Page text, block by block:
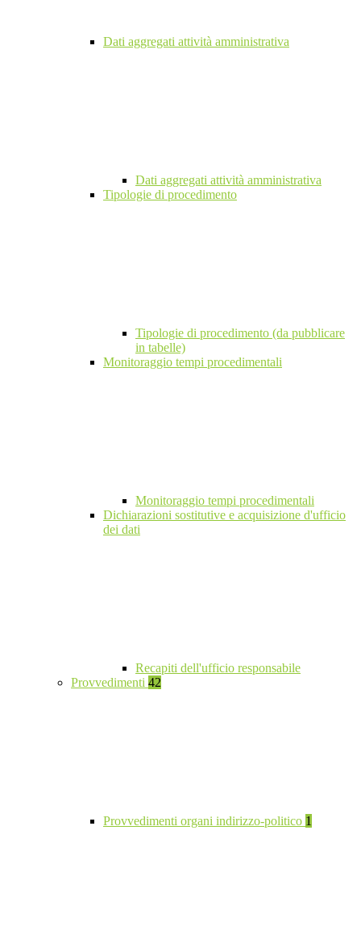
Dati aggregati attività amministrativa
Dati aggregati attività amministrativa
Tipologie di procedimento
Tipologie di procedimento (da pubblicare
in tabelle)
Monitoraggio tempi procedimentali
Monitoraggio tempi procedimentali
Dichiarazioni sostitutive e acquisizione d'ufficio
dei dati
Recapiti dell'ufficio responsabile
Provvedimenti 42
Provvedimenti organi indirizzo-politico 1